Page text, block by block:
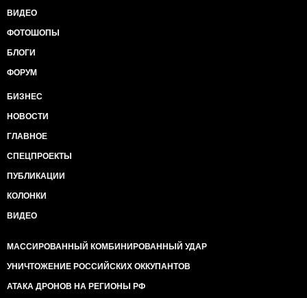
ВИДЕО
ФОТОШОПЫ
БЛОГИ
ФОРУМ
БИЗНЕС
НОВОСТИ
ГЛАВНОЕ
СПЕЦПРОЕКТЫ
ПУБЛИКАЦИИ
КОЛОНКИ
ВИДЕО
МАССИРОВАННЫЙ КОМБИНИРОВАННЫЙ УДАР
УНИЧТОЖЕНИЕ РОССИЙСКИХ ОККУПАНТОВ
АТАКА ДРОНОВ НА РЕГИОНЫ РФ